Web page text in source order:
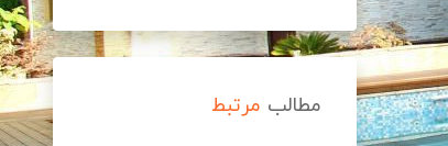
مطالب مرتبط